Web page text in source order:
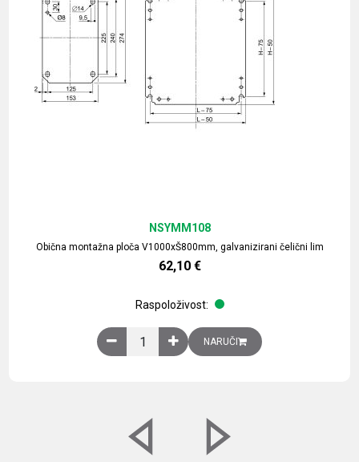
Obična montažna ploča V1000xŠ800mm, galvanizirani čelični lim
NSYMM108
62,10 €
Raspoloživost:
Obična montažna ploča V1000xŠ800mm,
NARUČI